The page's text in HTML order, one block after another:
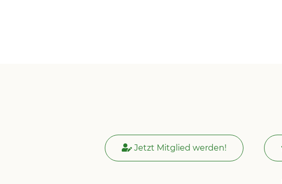
Jetzt Mitglied werden!